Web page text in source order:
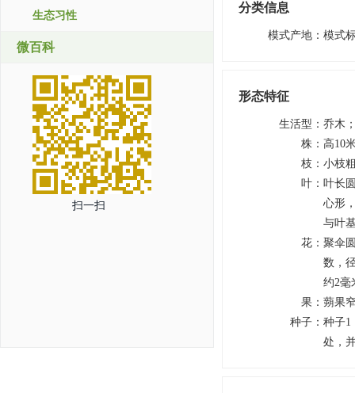
生态习性
微百科
扫一扫
分类信息
模式产地 ： 模式
形态特征
生活型 ： 乔木
株 ： 高10
枝 ： 小枝
叶 ： 叶长
心形
与叶
花 ： 聚伞
数，
约2毫
果 ： 蒴果
种子 ： 种子1
处，